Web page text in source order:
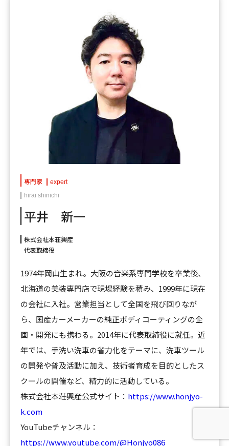
専門家
expert
hirai shinichi
平井 新一
株式会社本荘興産
代表取締役
1974年岡山生まれ。大阪の音楽系専門学校を卒業後、
北海道の美装専門店で現場経験を積み、1999年に現在
の会社に入社。営業担当として全国を飛び回りなが
ら、国産カーメーカーの純正ボディコーティングの企
画・開発にも携わる。2014年に代表取締役に就任。近
年では、手洗い洗車の省力化をテーマに、洗車ツール
の開発や普及活動に加え、技術者育成を目的としたス
クールの開催など、精力的に活動している。
株式会社本荘興産公式サイト： https://www.honjyo-
k.com
YouTubeチャンネル：
https://www.youtube.com/@Honjyo086